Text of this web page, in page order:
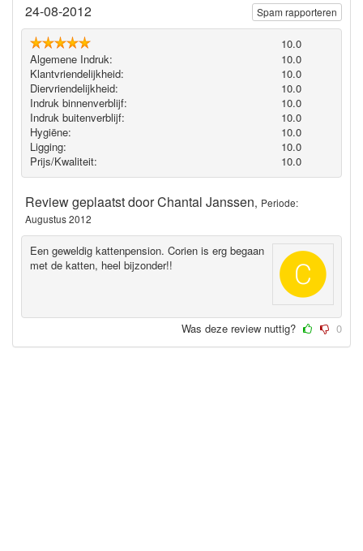
24-08-2012
10.0
Algemene Indruk:
10.0
Klantvriendelijkheid:
10.0
Diervriendelijkheid:
10.0
Indruk binnenverblijf:
10.0
Indruk buitenverblijf:
10.0
Hygiëne‎:
10.0
Ligging:
10.0
Prijs/Kwaliteit:
10.0
Review geplaatst doorChantal Janssen, Periode:
Augustus 2012
Een geweldig kattenpension. Corien is erg begaan
met de katten, heel bijzonder!!
Spam rapporteren
Was deze review nuttig? 0